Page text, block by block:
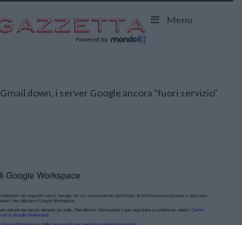
Menu
Gmail down, i server Google ancora “fuori servizio”